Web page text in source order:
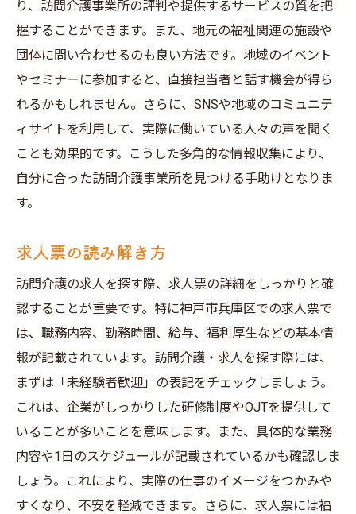
り、訪問介護事業所の評判や提供するサービスの質を把
握することができます。また、地元の福祉関連の施設や
団体に問い合わせるのも良い方法です。地域のイベント
やセミナーに参加すると、直接担当者と話す機会が得ら
れるかもしれません。さらに、SNSや地域のコミュニテ
ィサイトを利用して、実際に働いている人々の声を聞く
ことも効果的です。こうした多角的な情報収集により、
自分に合った訪問介護事業所を見つける手助けとなりま
す。
求人票の読み解き方
訪問介護の求人を探す際、求人票の詳細をしっかりと確
認することが重要です。特に神戸市兵庫区での求人票で
は、職務内容、勤務時間、給与、福利厚生などの基本情
報が記載されています。訪問介護・求人を探す際には、
まずは「未経験者歓迎」の表記をチェックしましょう。
これは、企業がしっかりした研修制度やOJTを提供して
いることが多いことを意味します。また、具体的な業務
内容や1日のスケジュールが記載されているかも確認しま
しょう。これにより、実際の仕事のイメージをつかみや
すくなり、不安を軽減できます。さらに、求人票には福